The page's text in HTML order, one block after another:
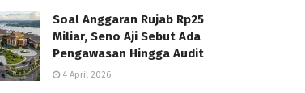
Soal Anggaran Rujab Rp25
Miliar, Seno Aji Sebut Ada
Pengawasan Hingga Audit
4 April 2026